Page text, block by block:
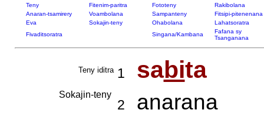
Teny Fitenim-paritra Fototeny
Rakibolana
Anaran-tsamirery
Voambolana Sampanteny
Fitsipi-pitenenana
Eva
Sokajin-teny Ohabolana
Lahatsoratra
Fivaditsoratra
Singana/Kambana
Fafana sy
Tsanganana
Teny iditra 1 sabita
Sokajin-teny
2 anarana